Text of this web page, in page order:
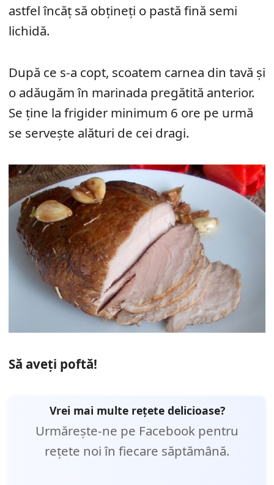
astfel încăț să obțineți o pastă fină semi
lichidă.
După ce s-a copt, scoatem carnea din tavă și
o adăugăm în marinada pregătită anterior.
Se ține la frigider minimum 6 ore pe urmă
se servește alături de cei dragi.
Să aveți poftă!
Vrei mai multe rețete delicioase?
Urmărește-ne pe Facebook pentru
rețete noi în fiecare săptămână.